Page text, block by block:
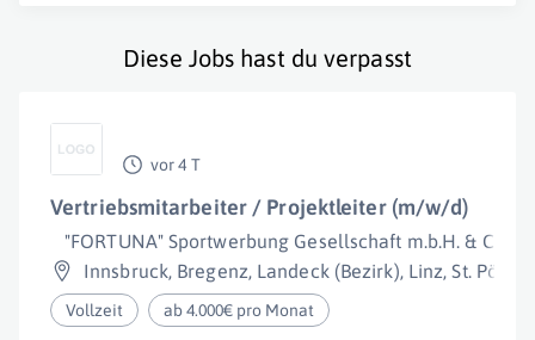
Diese Jobs hast du verpasst
vor 4 T
Vertriebsmitarbeiter / Projektleiter (m/w/d)
"FORTUNA" Sportwerbung Gesellschaft m.b.H. & Co KG
Innsbruck, Bregenz, Landeck (Bezirk), Linz,St. Pölten
Vollzeit ab 4.000€ pro Monat